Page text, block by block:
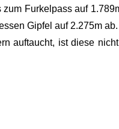
Furkelpass auf
Gipfel auf 2.275m
auftaucht, ist diese